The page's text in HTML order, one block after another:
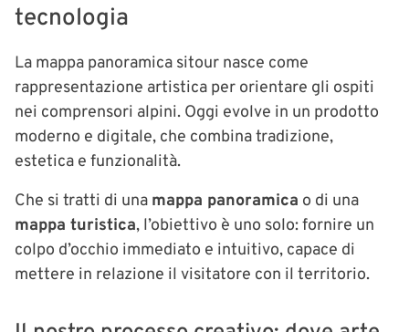
tecnologia
La mappa panoramica sitour nasce come
rappresentazione artistica per orientare gli ospiti
nei comprensori alpini. Oggi evolve in un prodotto
moderno e digitale, che combina tradizione,
estetica e funzionalità.
Che si tratti di una mappa panoramica o di una
mappa turistica, l’obiettivo è uno solo: fornire un
colpo d’occhio immediato e intuitivo, capace di
mettere in relazione il visitatore con il territorio.